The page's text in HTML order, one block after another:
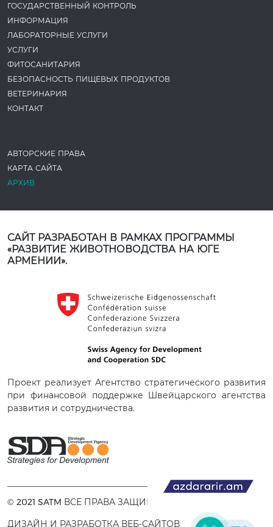
ГОСУДАРСТВЕННЫЙ КОНТРОЛЬ
ИНФОРМАЦИЯ
ЛАБОРАТОРНЫЕ УСЛУГИ
УСЛУГИ
ФИТОСАНИТАРИЯ
БЕЗОПАСНОСТЬ ПИЩЕВЫХ ПРОДУКТОВ
ВЕТЕРИНАРИЯ
КОНТАКТ
АВТОРСКИЕ ПРАВА
КАРТА САЙТА
АРХИВ
САЙТ РАЗРАБОТАН В РАМКАХ ПРОГРАММЫ
«РАЗВИТИЕ ЖИВОТНОВОДСТВА НА ЮГЕ
АРМЕНИИ».
Проект реализует Агентство стратегического развития
при финансовой поддержке Швейцарского агентства
развития и сотрудничества.
© 2021 SATM ВСЕ ПРАВА ЗАЩИЩЕНЫ.
ДИЗАЙН И РАЗРАБОТКА ВЕБ-САЙТОВ